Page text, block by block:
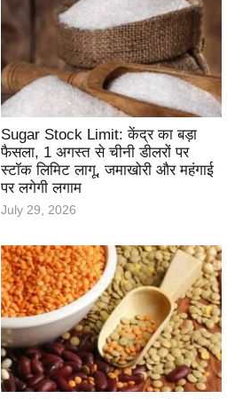
Sugar Stock Limit: केंद्र का बड़ा
फैसला, 1 अगस्त से चीनी डीलरों पर
स्टॉक लिमिट लागू, जमाखोरी और महंगाई
पर लगेगी लगाम
July 29, 2026